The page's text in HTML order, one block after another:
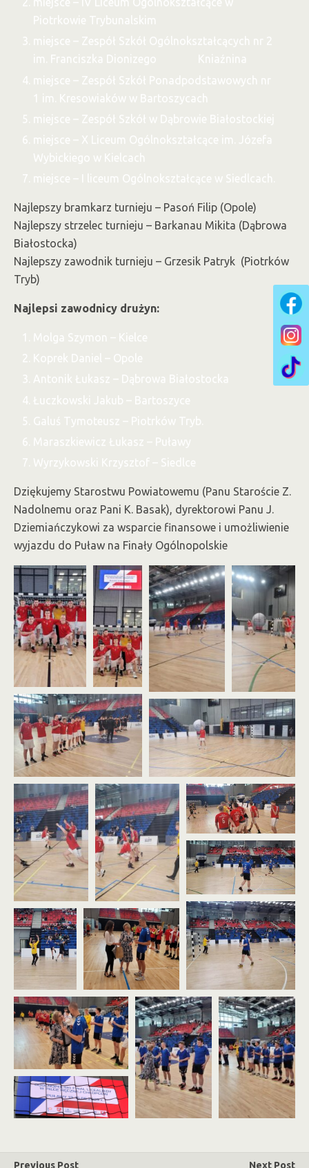
Piotrkowie Trybunalskim
miejsce – Zespół Szkół Ogólnokształcących nr 2
im. Franciszka Dionizego Kniaźnina
miejsce – Zespół Szkół Ponadpodstawowych nr
1 im. Kresowiaków w Bartoszycach
miejsce – Zespół Szkół w Dąbrowie Białostockiej
miejsce – X Liceum Ogólnokształcące im. Józefa
Wybickiego w Kielcach
miejsce – I liceum Ogólnokształcące w Siedlcach.
Najlepszy bramkarz turnieju – Pasoń Filip (Opole)
Najlepszy strzelec turnieju – Barkanau Mikita (Dąbrowa
Białostocka)
Najlepszy zawodnik turnieju – Grzesik Patryk (Piotrków
Tryb)
Najlepsi zawodnicy drużyn:
Molga Szymon – Kielce
Koprek Daniel – Opole
Antonik Łukasz – Dąbrowa Białostocka
Łuczkowski Jakub – Bartoszyce
Galuś Tymoteusz – Piotrków Tryb.
Maraszkiewicz Łukasz – Puławy
Wyrzykowski Krzysztof – Siedlce
Dziękujemy Starostwu Powiatowemu (Panu Staroście Z.
Nadolnemu oraz Pani K. Basak), dyrektorowi Panu J.
Dziemiańczykowi za wsparcie finansowe i umożliwienie
wyjazdu do Puław na Finały Ogólnopolskie
Previous Post Next Post